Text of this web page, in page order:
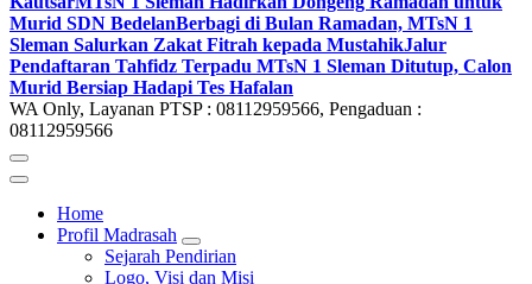
Murid SDN BedelanBerbagi di Bulan Ramadan, MTsN 1
Sleman Salurkan Zakat Fitrah kepada MustahikJalur
Pendaftaran Tahfidz Terpadu MTsN 1 Sleman Ditutup, Calon
Murid Bersiap Hadapi Tes Hafalan
WA Only, Layanan PTSP : 08112959566, Pengaduan :
08112959566
Home
Profil Madrasah
Sejarah Pendirian
Logo, Visi dan Misi